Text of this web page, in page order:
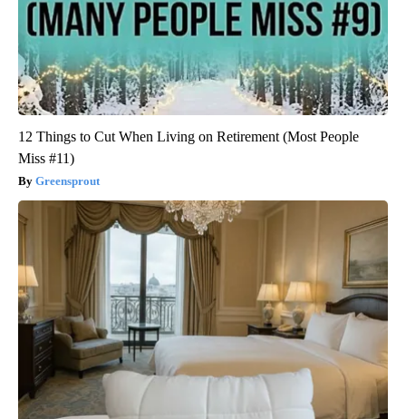
12 Things to Cut When Living on Retirement (Most People
Miss #11)
Greensprout